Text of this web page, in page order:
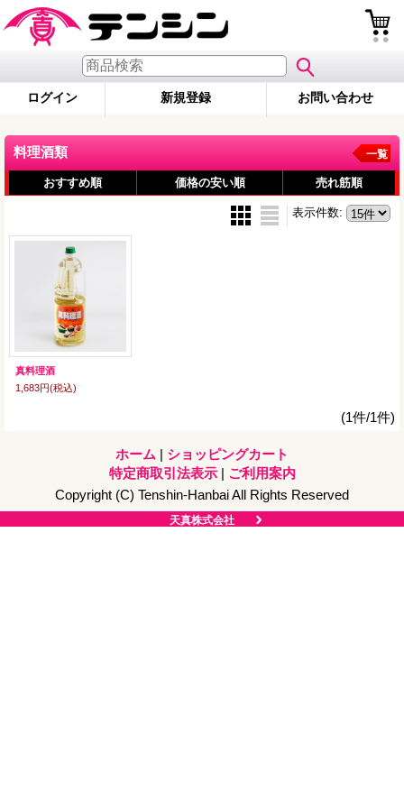
ログイン 新規登録 お問い合わせ
料理酒類 一覧
おすすめ順 価格の安い順 売れ筋順
表示件数:
真料理酒
1,683円(税込)
(1件/1件)
ホーム | ショッピングカート
特定商取引法表示 | ご利用案内
Copyright (C) Tenshin-Hanbai All Rights Reserved
天真株式会社